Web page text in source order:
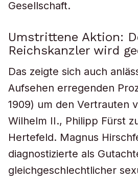
Gesellschaft.
Umstrittene Aktion:
Reichskanzler wird
Das zeigte sich auch
Aufsehen erregenden
1909) um den Vertrauten
Wilhelm II., Philipp Fürst
Hertefeld. Magnus
diagnostizierte als
gleichgeschlechtlicher